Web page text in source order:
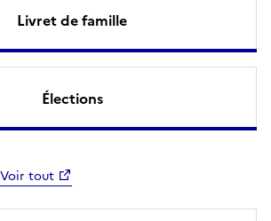
Livret de famille
Élections
Voir tout